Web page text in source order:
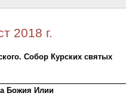
2018 г.
Собор Курских святых
Божия Илии